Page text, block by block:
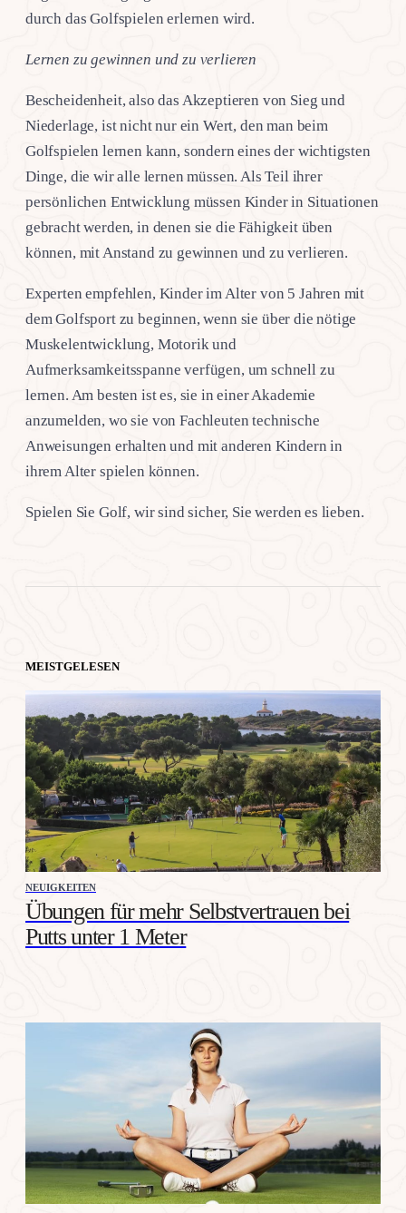
durch das Golfspielen erlernen wird.
Lernen zu gewinnen und zu verlieren
Bescheidenheit, also das Akzeptieren von Sieg und
Niederlage, ist nicht nur ein Wert, den man beim
Golfspielen lernen kann, sondern eines der wichtigsten
Dinge, die wir alle lernen müssen. Als Teil ihrer
persönlichen Entwicklung müssen Kinder in Situationen
gebracht werden, in denen sie die Fähigkeit üben
können, mit Anstand zu gewinnen und zu verlieren.
Experten empfehlen, Kinder im Alter von 5 Jahren mit
dem Golfsport zu beginnen, wenn sie über die nötige
Muskelentwicklung, Motorik und
Aufmerksamkeitsspanne verfügen, um schnell zu
lernen. Am besten ist es, sie in einer Akademie
anzumelden, wo sie von Fachleuten technische
Anweisungen erhalten und mit anderen Kindern in
ihrem Alter spielen können.
Spielen Sie Golf, wir sind sicher, Sie werden es lieben.
MEISTGELESEN
NEUIGKEITEN
Übungen für mehr Selbstvertrauen bei
Putts unter 1 Meter